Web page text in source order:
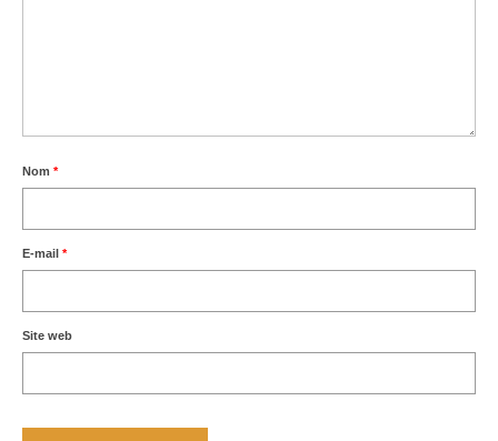
Nom *
E-mail *
Site web